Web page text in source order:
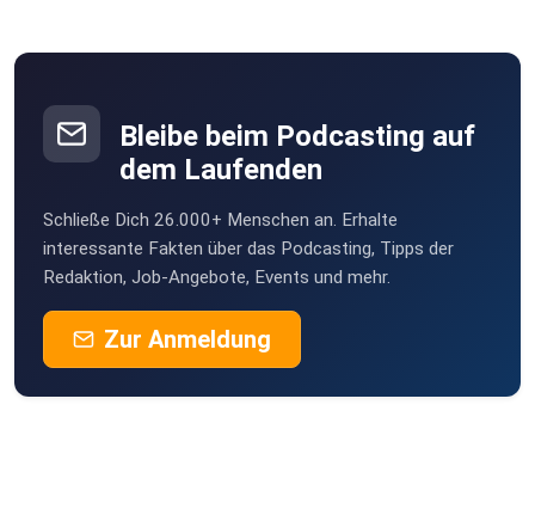
Bleibe beim Podcasting auf
dem Laufenden
Schließe Dich 26.000+ Menschen an. Erhalte
interessante Fakten über das Podcasting, Tipps der
Redaktion, Job-Angebote, Events und mehr.
Zur Anmeldung